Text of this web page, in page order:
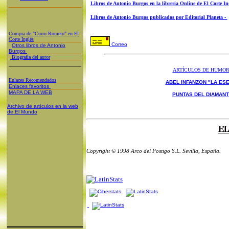
Compra de "Curro Romero" en El
Corte Inglés
Otros libros de Antonio
Burgos
Biografía del autor
Enlaces Recomendados
Enlaces favoritos
MAPA DE LA WEB
Archivo de artículos en la web
de El Mundo
Libros de Antonio Burgos en la libreria Online de El Corte
Libros de Antonio Burgos publicados por Editorial Planeta -
Correo
ARTÍCULOS DE HUMOR
ABEL INFANZON "LA
PUNTAS DEL
Copyright © 1998 Arco del Postigo S.L. Sevilla, España.